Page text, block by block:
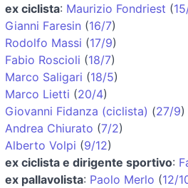
ex ciclista: Maurizio Fondriest (
Gianni Faresin (16/7)
Rodolfo Massi (17/9)
Fabio Roscioli (18/7)
Marco Saligari (18/5)
Marco Lietti (20/4)
Giovanni Fidanza (ciclista) (27/9)
Andrea Chiurato (7/2)
Alberto Volpi (9/12)
ex ciclista e dirigente sportivo:
ex pallavolista: Paolo Merlo (12/